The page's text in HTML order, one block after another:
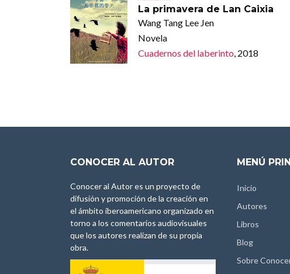
La primavera de Lan Caixia
Wang Tang Lee Jen
Novela
Cuadernos del laberinto , 2018
CONOCER AL AUTOR
Conocer al Autor es un proyecto de
difusión y promoción de la creación en
el ámbito iberoamericano organizado en
torno a los comentarios audiovisuales
que los autores realizan de su propia
obra.
MENÚ
Inicio
Autores
Libros
Blog
Sobre